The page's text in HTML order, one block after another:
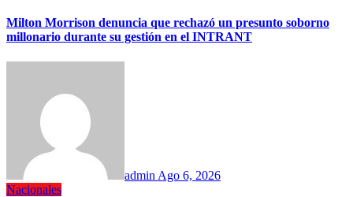
Milton Morrison denuncia que rechazó un presunto soborno
millonario durante su gestión en el INTRANT
admin Ago 6, 2026
Nacionales